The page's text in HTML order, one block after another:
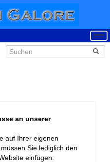
an unserer
auf Ihrer eigenen
Sie lediglich den
einfügen: